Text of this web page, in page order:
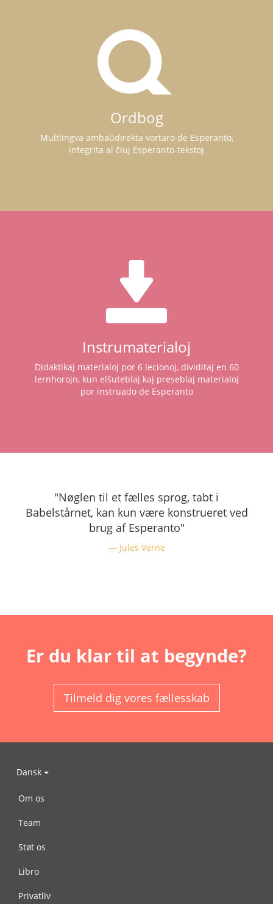
Ordbog
Multlingva ambaŭdirekta vortaro de Esperanto,
integrita al ĉiuj Esperanto-tekstoj
Instrumaterialoj
Didaktikaj materialoj por 6 lecionoj, dividitaj en 60
lernhorojn, kun elŝuteblaj kaj preseblaj materialoj
por instruado de Esperanto
"Nøglen til et fælles sprog, tabt i
Babelstårnet, kan kun være konstrueret ved
brug af Esperanto"
Jules Verne
Er du klar til at begynde?
Tilmeld dig vores fællesskab
Dansk
Om os
Team
Støt os
Libro
Privatliv